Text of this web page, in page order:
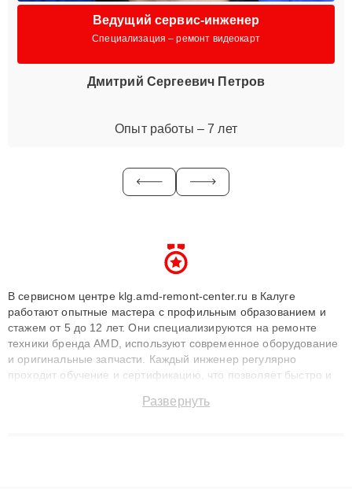
Ведущий сервис-инженер
Специализация – ремонт видеокарт
Дмитрий Сергеевич Петров
Опыт работы – 7 лет
В сервисном центре klg.amd-remont-center.ru в Калуге
работают опытные мастера с профильным образованием и
стажем от 5 до 12 лет. Они специализируются на ремонте
техники бренда AMD, используют современное оборудование
и оригинальные запчасти. Каждый инженер регулярно
проходит обучение и сертификацию, что позволяет быстро и
сохранением гарантии до 3 лет. Наши мастера решают
Развернуть